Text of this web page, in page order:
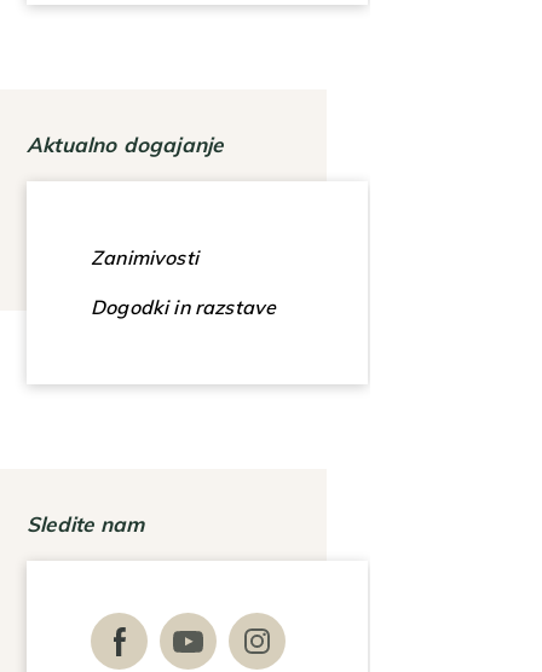
Aktualno dogajanje
Zanimivosti
Dogodki in razstave
Sledite nam